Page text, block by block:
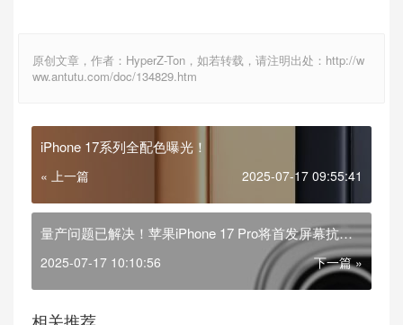
原创文章，作者：HyperZ-Ton，如若转载，请注明出处：http://w
ww.antutu.com/doc/134829.htm
iPhone 17系列全配色曝光！
« 上一篇 2025-07-17 09:55:41
量产问题已解决！苹果iPhone 17 Pro将首发屏幕抗刮
2025-07-17 10:10:56 下一篇 »